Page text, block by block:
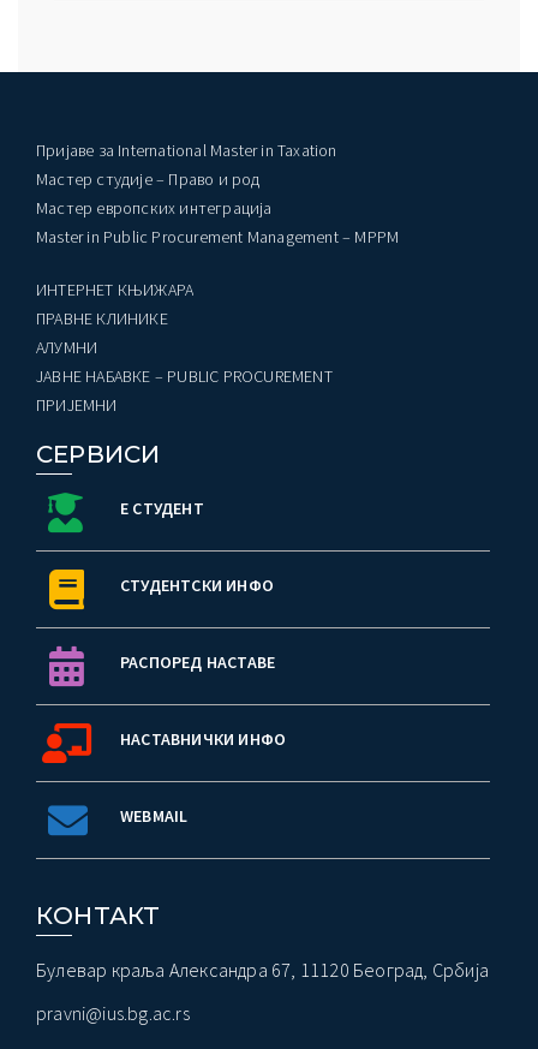
Пријаве за International Master in Taxation
Мастер студије – Право и род
Мастер европских интеграција
Master in Public Procurement Management – MPPM
ИНТЕРНЕТ КЊИЖАРА
ПРАВНЕ КЛИНИКЕ
AЛУМНИ
ЈАВНЕ НАБАВКЕ – PUBLIC PROCUREMENT
ПРИЈЕМНИ
СЕРВИСИ
Е СТУДЕНТ
СТУДЕНТСКИ ИНФО
РАСПОРЕД НАСТАВЕ
НАСТАВНИЧКИ ИНФО
WEBMAIL
КОНТАКТ
Булевар краља Александра 67, 11120 Београд, Србија
pravni@ius.bg.ac.rs